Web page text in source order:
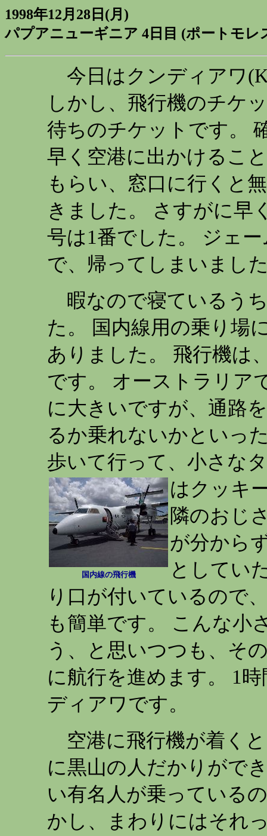
1998年12月28日(月)
パプアニューギニア 4日目 (ポートモレ
今日はクンディアワ
しかし、飛行機のチケ
待ちのチケットです。
早く空港に出かけるこ
もらい、窓口に行くと
きました。 さすがに早
号は1番でした。 ジェ
で、帰ってしまいまし
暇なので寝ているう
た。 国内線用の乗り場
ありました。 飛行機は
です。 オーストラリア
に大きいですが、通路
るか乗れないかといっ
歩いて行って、小さな
国内線の飛行機
はクッキ
隣のおじ
が分から
としてい
り口が付いているので
も簡単です。 こんな小
う、と思いつつも、そ
に航行を進めます。 1
ディアワです。
空港に飛行機が着く
に黒山の人だかりがで
い有名人が乗っている
かし、まわりにはそれ